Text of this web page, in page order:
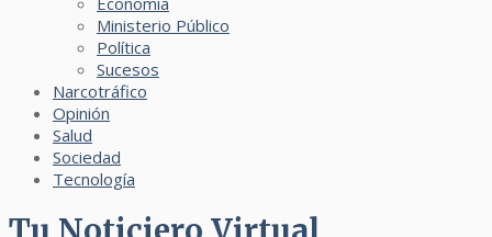
Ministerio Público
Política
Sucesos
Narcotráfico
Opinión
Salud
Sociedad
Tecnología